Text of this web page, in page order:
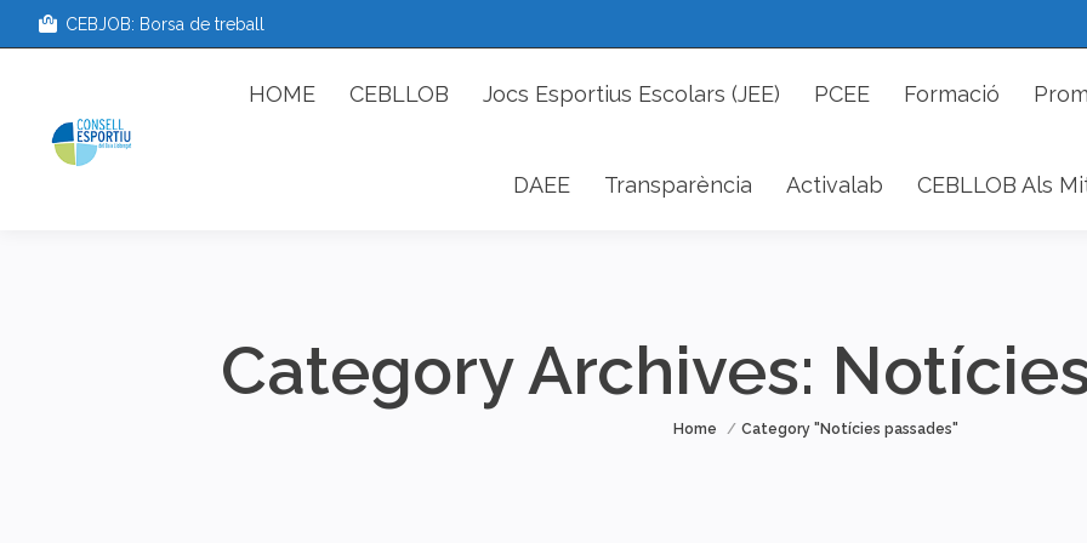
CEBJOB: Borsa de treball
HOME CEBLLOB Jocs Esportius Escolars (JEE) PCEE Formació
DAEE Transparència Activalab CEBLLOB Als
Category Archives:
You are here:
Home Category "Notícies passades"